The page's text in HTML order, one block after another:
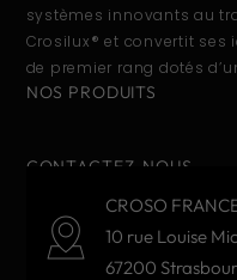
systèmes innovants au
Crosilux® et convertit ses
de premier rang dotés
NOS PRODUITS
CONTACTEZ-NOUS
CROSO
10 rue Louise
67200